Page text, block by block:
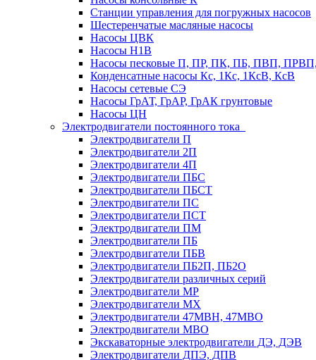
Станции управления для погружных насосов
Шестеренчатые масляные насосы
Насосы ЦВК
Насосы Н1В
Насосы песковые П, ПР, ПК, ПБ, ПВП,
Конденсатные насосы Кс, 1Кс, 1КсВ, КсВ
Насосы сетевые СЭ
Насосы ГрАТ, ГрАР, ГрАК грунтовые
Насосы ЦН
Электродвигатели постоянного тока
Электродвигатели П
Электродвигатели 2П
Электродвигатели 4П
Электродвигатели ПБС
Электродвигатели ПБСТ
Электродвигатели ПС
Электродвигатели ПСТ
Электродвигатели ПМ
Электродвигатели ПБ
Электродвигатели ПБВ
Электродвигатели ПБ2П, ПБ2О
Электродвигатели различных серий
Электродвигатели МР
Электродвигатели MX
Электродвигатели 47MBH, 47МВО
Электродвигатели MBO
Экскаваторные электродвигатели ДЭ, ДЭВ
Электродвигатели ДПЭ, ДПВ